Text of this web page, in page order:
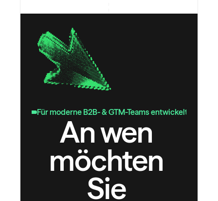
Für moderne B2B- & GTM-Teams entwickelt
An wen
möchten
Sie